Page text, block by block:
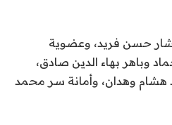
حسن فريد، وعضوية
وباهر بهاء الدين صادق،
هشام وهدان، وأمانة سر محمد